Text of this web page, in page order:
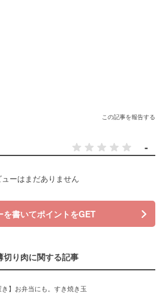
この記事を報告する
-
ューはまだありません
を書いてポイントをGET
切り肉に関する記事
き】お弁当にも。すき焼き玉